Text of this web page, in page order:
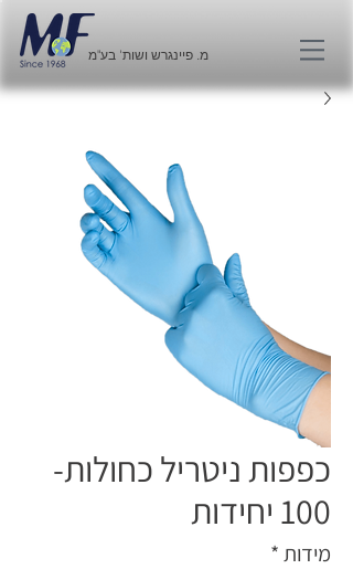
מ. פיינגרש ושות' בע"מ
כפפות ניטריל כחולות-
100 יחידות
מידות*